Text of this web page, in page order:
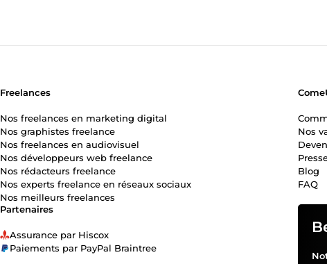
Partenaires
Assurance par Hiscox
Paiements par PayPal Braintree
Freelances
Nos freelances en marketing digital
Nos graphistes freelance
Nos freelances en audiovisuel
Nos développeurs web freelance
Nos rédacteurs freelance
Nos experts freelance en réseaux sociaux
Nos meilleurs freelances
Nos
Blog
FAQ